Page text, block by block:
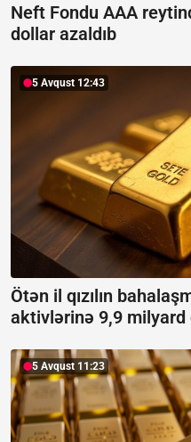
Neft Fondu AAA
dollar azaldıb
5 Avqust 12:43
Ötən il qızılın
aktivlərinə 9,9 milyard
5 Avqust 11:23